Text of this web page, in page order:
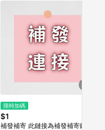
限時加碼
$1
補發補寄 此鏈接為補發補寄鏈接